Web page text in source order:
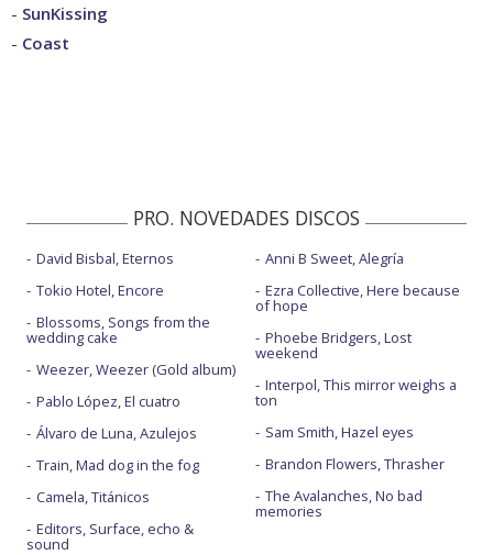
- SunKissing
- Coast
PRO. NOVEDADES DISCOS
David Bisbal, Eternos
Tokio Hotel, Encore
Blossoms, Songs from the
wedding cake
Weezer, Weezer (Gold album)
Pablo López, El cuatro
Álvaro de Luna, Azulejos
Train, Mad dog in the fog
Camela, Titánicos
Editors, Surface, echo &
sound
Anni B Sweet, Alegría
Ezra Collective, Here because
of hope
Phoebe Bridgers, Lost
weekend
Interpol, This mirror weighs a
ton
Sam Smith, Hazel eyes
Brandon Flowers, Thrasher
The Avalanches, No bad
memories